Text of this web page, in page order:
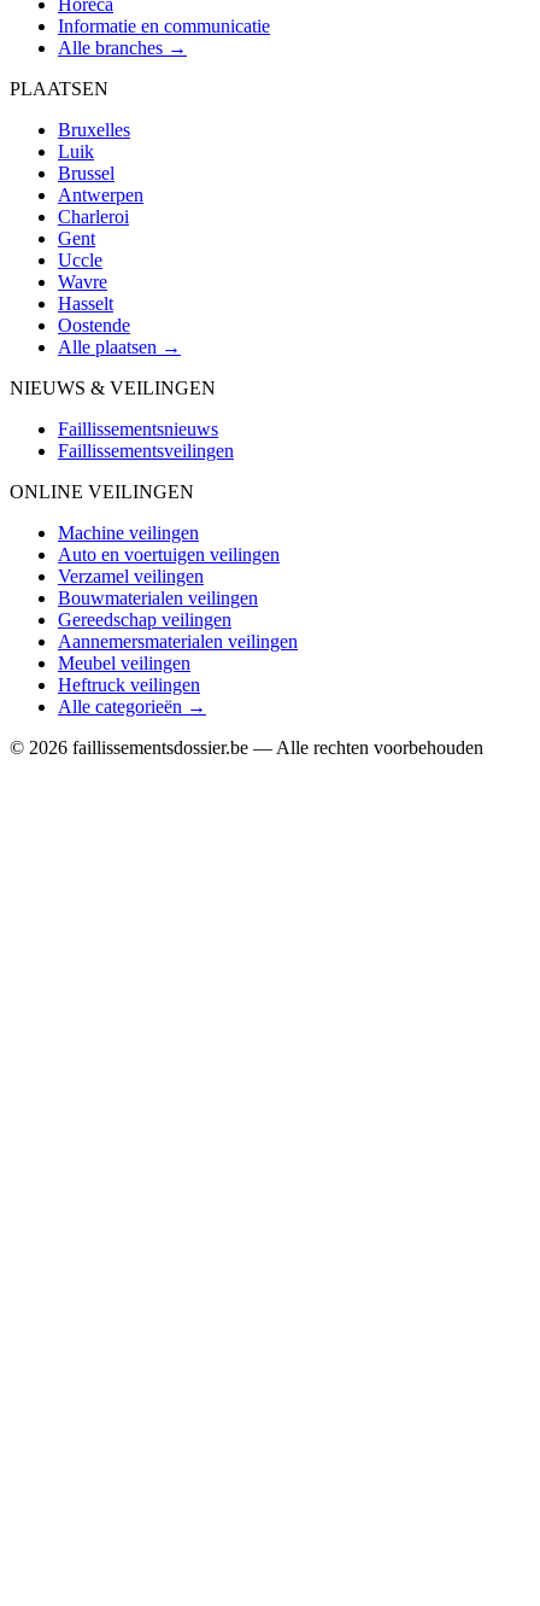
Informatie en communicatie
Alle branches →
PLAATSEN
Bruxelles
Luik
Brussel
Antwerpen
Charleroi
Gent
Uccle
Wavre
Hasselt
Oostende
Alle plaatsen →
NIEUWS & VEILINGEN
Faillissementsnieuws
Faillissementsveilingen
ONLINE VEILINGEN
Machine veilingen
Auto en voertuigen veilingen
Verzamel veilingen
Bouwmaterialen veilingen
Gereedschap veilingen
Aannemersmaterialen veilingen
Meubel veilingen
Heftruck veilingen
Alle categorieën →
© 2026 faillissementsdossier.be — Alle rechten voorbehouden